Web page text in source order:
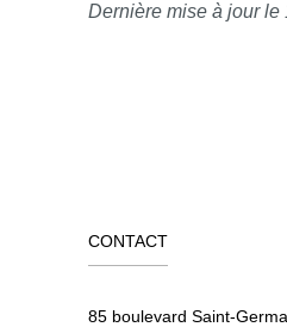
Dernière mise à jour le
CONTACT
85 boulevard Saint-